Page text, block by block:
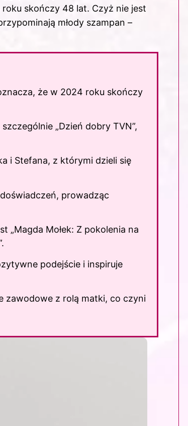
skończy 48 lat. Czyż nie jest
młody szampan –
że w 2024 roku skończy
„Dzień dobry TVN”,
i Stefana, z którymi dzieli się
prowadząc
„Magda Mołek: Z pokolenia na
podejście i inspiruje
zawodowe z rolą matki, co czyni